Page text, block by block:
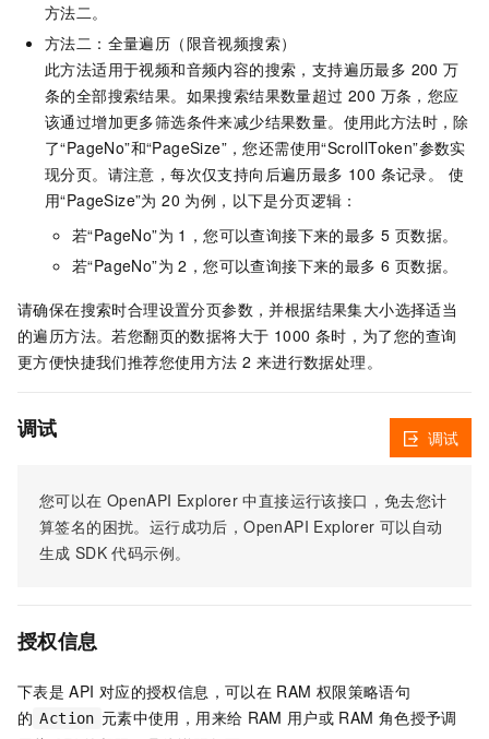
方法二。
方法二：全量遍历（限音视频搜索）
此方法适用于视频和音频内容的搜索，支持遍历最多 200 万
条的全部搜索结果。如果搜索结果数量超过 200 万条，您应
该通过增加更多筛选条件来减少结果数量。使用此方法时，除
了“PageNo”和“PageSize”，您还需使用“ScrollToken”参数实
现分页。请注意，每次仅支持向后遍历最多 100 条记录。 使
用“PageSize”为 20 为例，以下是分页逻辑：
若“PageNo”为 1，您可以查询接下来的最多 5 页数据。
若“PageNo”为 2，您可以查询接下来的最多 6 页数据。
请确保在搜索时合理设置分页参数，并根据结果集大小选择适当
的遍历方法。若您翻页的数据将大于 1000 条时，为了您的查询
更方便快捷我们推荐您使用方法 2 来进行数据处理。
调试
您可以在 OpenAPI Explorer 中直接运行该接口，免去您计
算签名的困扰。运行成功后，OpenAPI Explorer 可以自动
生成 SDK 代码示例。
调试
授权信息
下表是 API 对应的授权信息，可以在 RAM 权限策略语句
的 Action 元素中使用，用来给 RAM 用户或 RAM 角色授予调